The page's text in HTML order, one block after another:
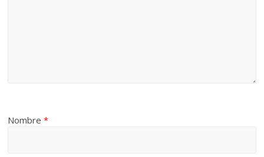
Nombre*